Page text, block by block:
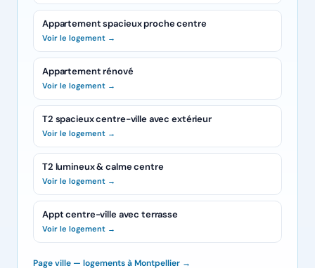
Appartement spacieux proche centre
Voir le logement →
Appartement rénové
Voir le logement →
T2 spacieux centre-ville avec extérieur
Voir le logement →
T2 lumineux & calme centre
Voir le logement →
Appt centre-ville avec terrasse
Voir le logement →
Page ville — logements à Montpellier →